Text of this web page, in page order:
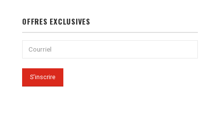
OFFRES EXCLUSIVES